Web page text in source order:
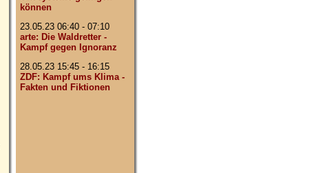
können
23.05.23 06:40 - 07:10
arte: Die Waldretter -
Kampf gegen Ignoranz
28.05.23 15:45 - 16:15
ZDF: Kampf ums Klima -
Fakten und Fiktionen